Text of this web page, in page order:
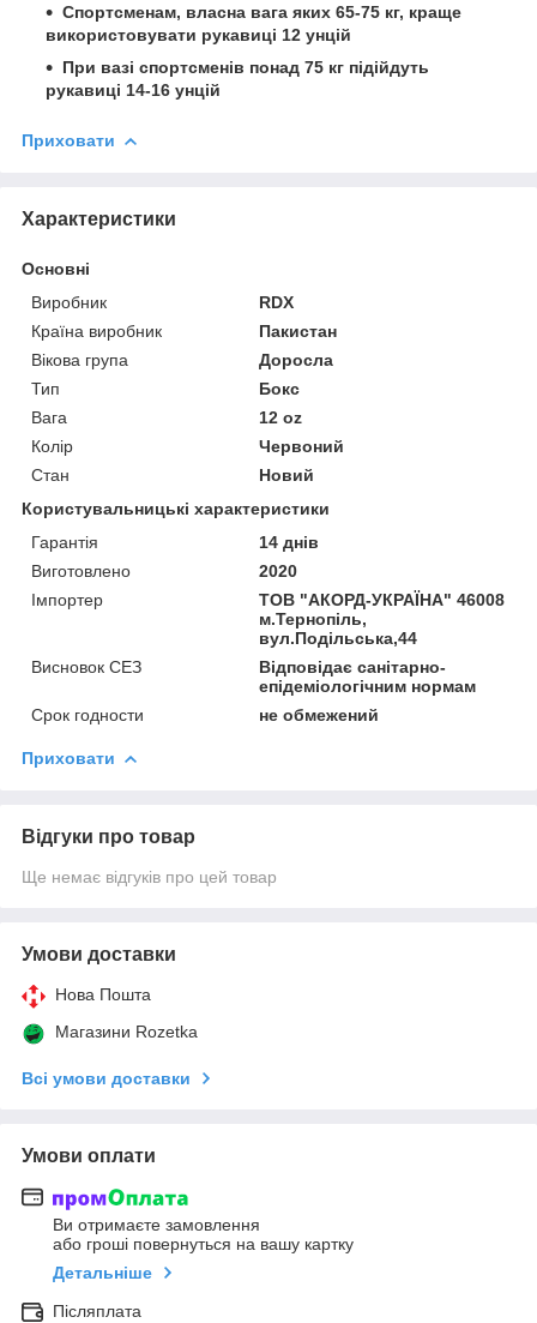
Спортсменам, власна вага яких 65-75 кг, краще
використовувати рукавиці 12 унцій
При вазі спортсменів понад 75 кг підійдуть
рукавиці 14-16 унцій
Приховати
Характеристики
Основні
Виробник
RDX
Країна виробник
Пакистан
Вікова група
Доросла
Тип
Бокс
Вага
12 oz
Колір
Червоний
Стан
Новий
Користувальницькі характеристики
Гарантія
14 днів
Виготовлено
2020
Імпортер
ТОВ "АКОРД-УКРАЇНА" 46008
м.Тернопіль,
вул.Подільська,44
Висновок СЕЗ
Відповідає санітарно-
епідеміологічним нормам
Срок годности
не обмежений
Приховати
Відгуки про товар
Ще немає відгуків про цей товар
Умови доставки
Нова Пошта
Магазини Rozetka
Всі умови доставки
Умови оплати
Ви отримаєте замовлення
або гроші повернуться на вашу картку
Детальніше
Післяплата